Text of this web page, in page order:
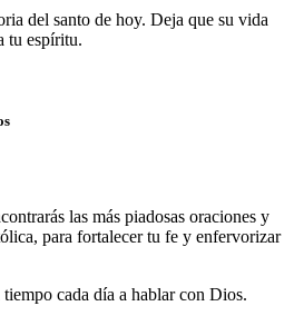
del santo de hoy. Deja que su vida
tu espíritu.
las más piadosas oraciones y
para fortalecer tu fe y enfervorizar
cada día a hablar con Dios.